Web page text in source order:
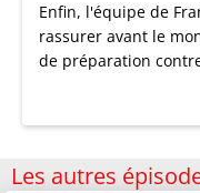
Enfin, l'équipe de
rassurer avant le
de préparation
Les autres